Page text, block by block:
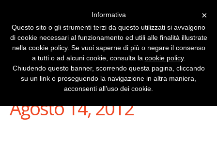
Stai Visualizzando
Agosto 14, 2012
×
Informativa
Questo sito o gli strumenti terzi da questo utilizzati si avvalgono
di cookie necessari al funzionamento ed utili alle finalità illustrate
nella cookie policy. Se vuoi saperne di più o negare il consenso
a tutti o ad alcuni cookie, consulta la cookie policy.
Chiudendo questo banner, scorrendo questa pagina, cliccando
su un link o proseguendo la navigazione in altra maniera,
acconsenti all’uso dei cookie.